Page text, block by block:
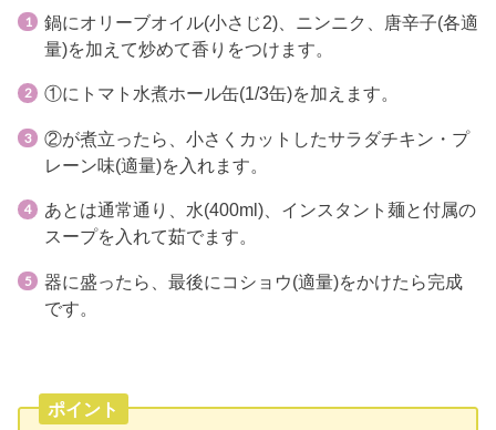
鍋にオリーブオイル(小さじ2)、ニンニク、唐辛子(各適
量)を加えて炒めて香りをつけます。
①にトマト水煮ホール缶(1/3缶)を加えます。
②が煮立ったら、小さくカットしたサラダチキン・プ
レーン味(適量)を入れます。
あとは通常通り、水(400ml)、インスタント麺と付属の
スープを入れて茹でます。
器に盛ったら、最後にコショウ(適量)をかけたら完成
です。
ポイント